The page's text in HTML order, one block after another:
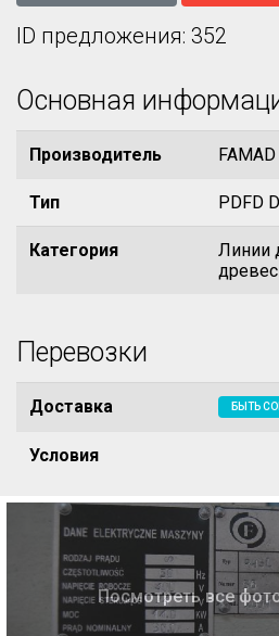
ID предложения: 352
Основная
Производитель
Тип PDFD
Категория
Линии
Перевозки
Доставка БЫТЬ
Условия
Посмотреть все